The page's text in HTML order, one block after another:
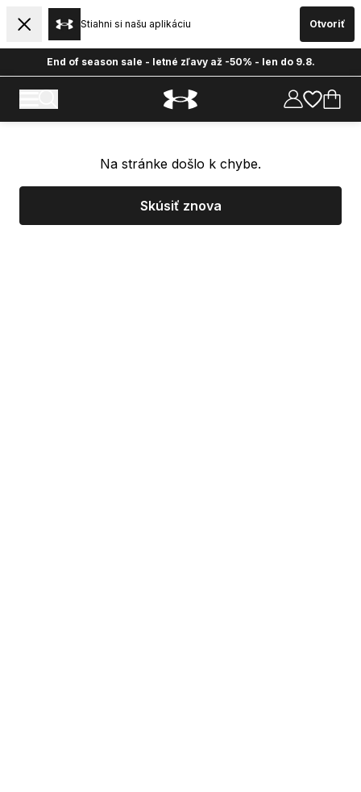
Stiahni si našu aplikáciu Otvoriť
End of season sale - letné zľavy až -50% - len do 9.8.
Na stránke došlo k chybe.
Skúsiť znova